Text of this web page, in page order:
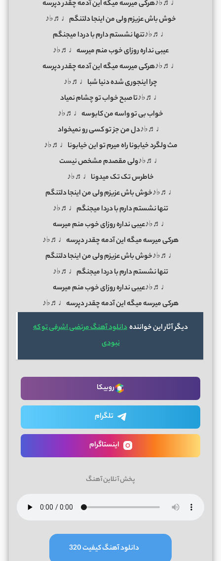
♩♬♭♪هرکی میرسه میگه این آدمه چقدر دپرسه
خوش باش عزیزم ولی من اینجا دلتنگم♩♬♭♪
♩♬♭♪تنها نشستم دارم با دردا میجنگم
عیبی نداره روزای خوب منم میرسه♩♬♭♪
♩♬♭♪هرکی میرسه میگه این آدمه چقدر دپرسه
چرا اینجوری شده دنیا شبا♩♬♭♪
♩♬♭♪تا صبح خواب تو چشام نمیاد
خواب بی تو واسه من کابوسه♩♬♭♪
♩♬♭♪دل من جز تو کسی رو نمیخواد
مث ولگرد خیابونا راه میرم تو این خیابونا♩♬♭♪
♩♬♭♪ولی مقصدم مشخص نیست
خاطرس تک تک میدونا♩♬♭♪
♩♬♭♪خوش باش عزیزم ولی من اینجا دلتنگم
تنها نشستم دارم با دردا میجنگم♩♬♭♪
♩♬♭♪عیبی نداره روزای خوب منم میرسه
هرکی میرسه میگه این آدمه چقدر دپرسه♩♬♭♪
♩♬♭♪خوش باش عزیزم ولی من اینجا دلتنگم
تنها نشستم دارم با دردا میجنگم♩♬♭♪
♩♬♭♪عیبی نداره روزای خوب منم میرسه
هرکی میرسه میگه این آدمه چقدر دپرسه♩♬♭♪
دیگر آثار این خوانندهدانلود آهنگ مرتضی اشرفی تو که
نبودی
روبیکا
تلگرام
اینستاگرام
پخش آنلاین آهنگ
دانلود آهنگ کیفیت 320